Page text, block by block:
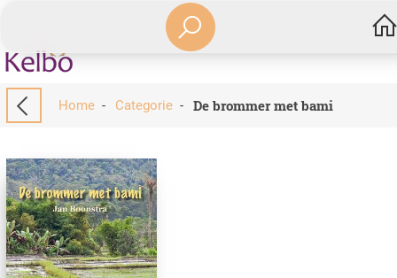
Home- Categorie- De brommer met bami